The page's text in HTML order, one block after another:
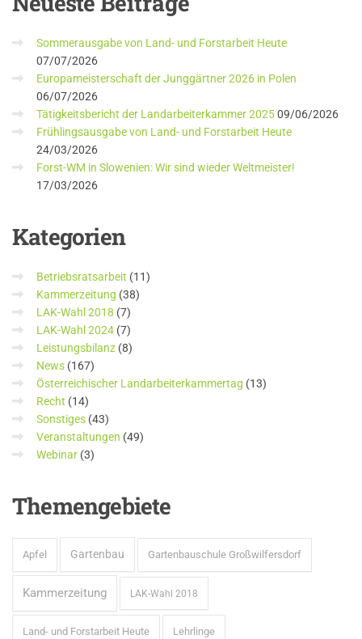
Sommerausgabe von Land- und Forstarbeit Heute
07/07/2026
Europameisterschaft der Junggärtner 2026 in Polen
06/07/2026
Tätigkeitsbericht der Landarbeiterkammer 202509/06/2026
Frühlingsausgabe von Land- und Forstarbeit Heute
24/03/2026
Forst-WM in Slowenien: Wir sind wieder Weltmeister!
17/03/2026
Kategorien
Betriebsratsarbeit (11)
Kammerzeitung (38)
LAK-Wahl 2018 (7)
LAK-Wahl 2024 (7)
Leistungsbilanz (8)
News (167)
Österreichischer Landarbeiterkammertag (13)
Recht (14)
Sonstiges (43)
Veranstaltungen (49)
Webinar (3)
Themengebiete
Apfel Gartenbau Gartenbauschule Großwilfersdorf
Kammerzeitung LAK-Wahl 2018
Land- und Forstarbeit Heute Lehrlinge